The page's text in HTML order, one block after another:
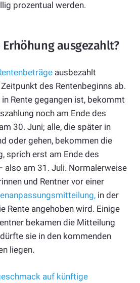
prozentual werden.
ausgezahlt?
ausbezahlt
des Rentenbeginns ab.
Rente gegangen ist, bekommt
noch am Ende des
30. Juni; alle, die später in
oder gehen, bekommen die
sprich erst am Ende des
also am 31. Juli. Normalerweise
und Rentner vor einer
in der
Rente angehoben wird. Einige
bekamen die Mitteilung
sie in den kommenden
liegen.
auf künftige